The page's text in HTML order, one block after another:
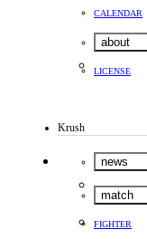
CALENDAR
about
LICENSE
Krush
news
match
FIGHTER